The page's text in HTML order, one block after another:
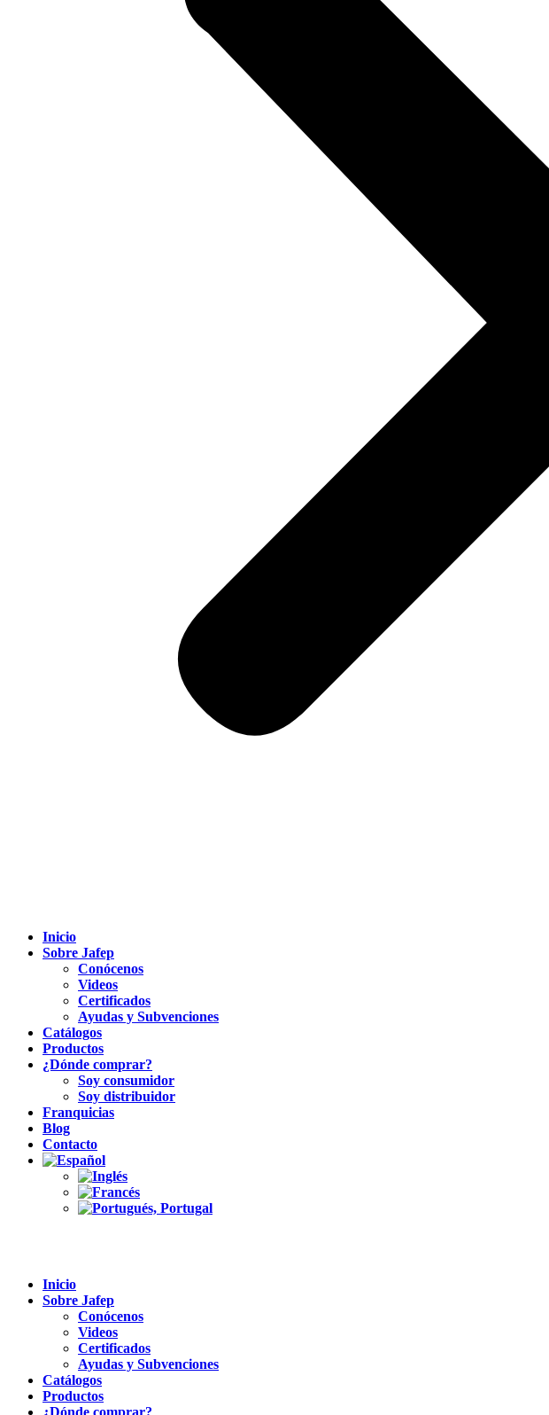
Inicio
Sobre Jafep
Conócenos
Videos
Certificados
Ayudas y Subvenciones
Catálogos
Productos
¿Dónde comprar?
Soy consumidor
Soy distribuidor
Franquicias
Blog
Contacto
Inicio
Sobre Jafep
Conócenos
Videos
Certificados
Ayudas y Subvenciones
Catálogos
Productos
¿Dónde comprar?